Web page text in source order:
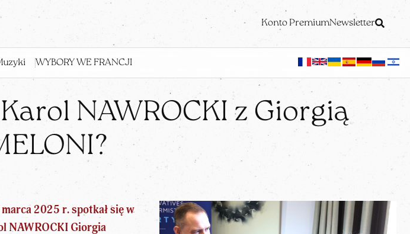
Konto PremiumNewsletter
WYBORY WE FRANCJI
NAWROCKI z Giorgią
2025 r. spotkał się w
NAWROCKI Giorgia